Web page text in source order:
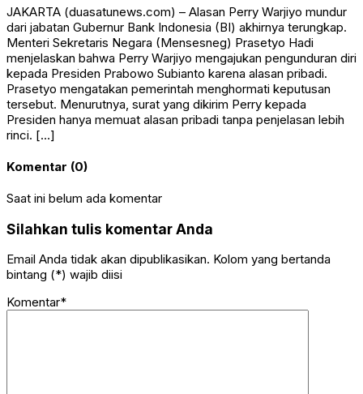
JAKARTA (duasatunews.com) – Alasan Perry Warjiyo mundur
dari jabatan Gubernur Bank Indonesia (BI) akhirnya terungkap.
Menteri Sekretaris Negara (Mensesneg) Prasetyo Hadi
menjelaskan bahwa Perry Warjiyo mengajukan pengunduran diri
kepada Presiden Prabowo Subianto karena alasan pribadi.
Prasetyo mengatakan pemerintah menghormati keputusan
tersebut. Menurutnya, surat yang dikirim Perry kepada
Presiden hanya memuat alasan pribadi tanpa penjelasan lebih
rinci. […]
Komentar (0)
Saat ini belum ada komentar
Silahkan tulis komentar Anda
Email Anda tidak akan dipublikasikan. Kolom yang bertanda
bintang (*) wajib diisi
Komentar*